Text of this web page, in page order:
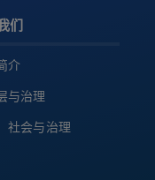
们
介
与治理
社会与治理